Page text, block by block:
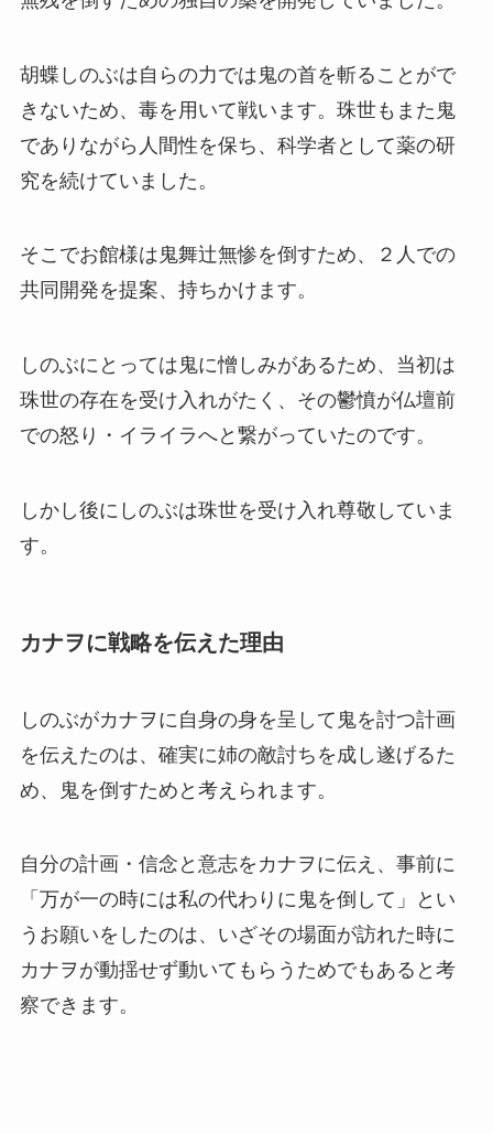
胡蝶しのぶは自らの力では鬼の首を斬ることがで
きないため、毒を用いて戦います。珠世もまた鬼
でありながら人間性を保ち、科学者として薬の研
究を続けていました。
そこでお館様は鬼舞辻無惨を倒すため、２人での
共同開発を提案、持ちかけます。
しのぶにとっては鬼に憎しみがあるため、当初は
珠世の存在を受け入れがたく、その鬱憤が仏壇前
での怒り・イライラへと繋がっていたのです。
しかし後にしのぶは珠世を受け入れ尊敬していま
す。
カナヲに戦略を伝えた理由
しのぶがカナヲに自身の身を呈して鬼を討つ計画
を伝えたのは、確実に姉の敵討ちを成し遂げるた
め、鬼を倒すためと考えられます。
自分の計画・信念と意志をカナヲに伝え、事前に
「万が一の時には私の代わりに鬼を倒して」とい
うお願いをしたのは、いざその場面が訪れた時に
カナヲが動揺せず動いてもらうためでもあると考
察できます。